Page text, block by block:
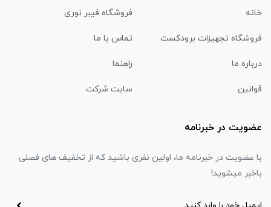
خانه فروشگاه فیبر نوری
فروشگاه تجهیزات برودکست تماس با ما
درباره ما راهنما
قوانین سایت شرکت
عضویت در خبرنامه
با عضویت در خبرنامه ما، اولین نفری باشید که از تخفیف های فصلی
باخبر میشوید!